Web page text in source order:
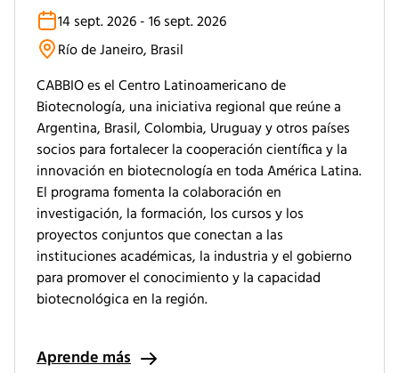
14 sept. 2026 - 16 sept. 2026
Río de Janeiro, Brasil
CABBIO es el Centro Latinoamericano de
Biotecnología, una iniciativa regional que reúne a
Argentina, Brasil, Colombia, Uruguay y otros países
socios para fortalecer la cooperación científica y la
innovación en biotecnología en toda América Latina.
El programa fomenta la colaboración en
investigación, la formación, los cursos y los
proyectos conjuntos que conectan a las
instituciones académicas, la industria y el gobierno
para promover el conocimiento y la capacidad
biotecnológica en la región.
Aprende más